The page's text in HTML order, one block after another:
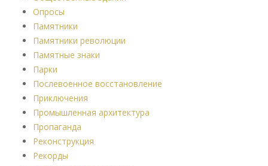
Опросы
Памятники
Памятники революции
Памятные знаки
Парки
Послевоенное восстановление
Приключения
Промышленная архитектура
Пропаганда
Реконструкция
Рекорды